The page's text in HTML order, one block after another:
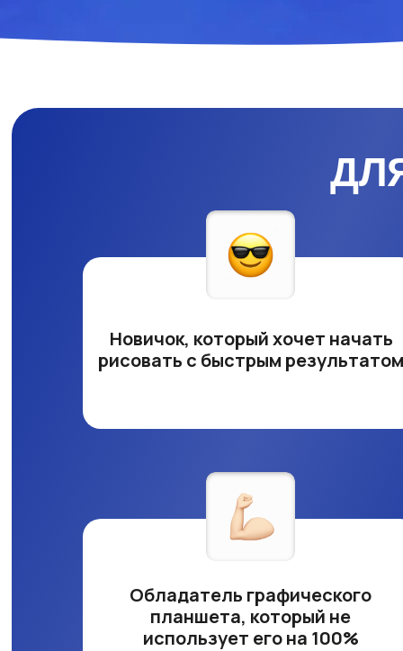
Новичок, который хочет начать
рисовать с быстрым результатом
Обладатель графического
планшета, который не
использует его на 100%